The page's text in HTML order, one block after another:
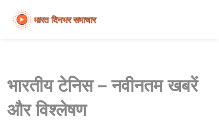
भारतीय टेनिस – नवीनतम खबरें
और विश्लेषण